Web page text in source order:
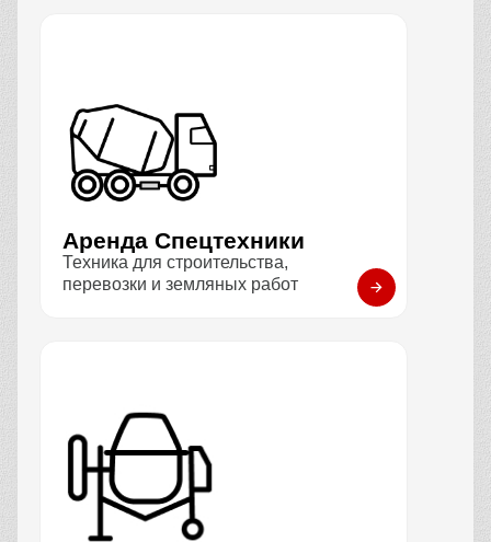
Аренда Спецтехники
Техника для строительства,
перевозки и земляных работ